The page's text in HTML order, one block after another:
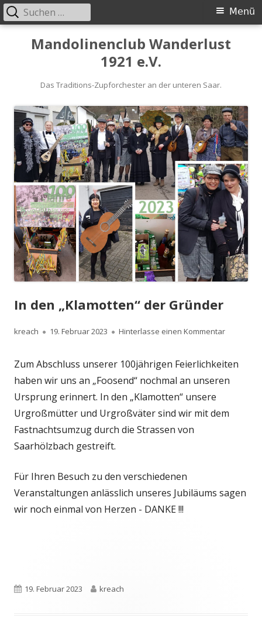
Mandolinenclub Wanderlust
1921 e.V.
Das Traditions-Zupforchester an der unteren Saar.
Primäres
Menü
Menü
Suchen
nach:
In den „Klamotten“ der Gründer
Autor
kreach
Veröffentlicht
19. Februar 2023 Hinterlasse einen Kommentarzu In den
Zum Abschluss unserer 100jährigen Feierlichkeiten
haben wir uns an „Foosend“ nochmal an unseren
Ursprung erinnert. In den „Klamotten“ unsere
Urgroßmütter und Urgroßväter sind wir mit dem
Fastnachtsumzug durch die Strassen von
Saarhölzbach gestreift.
Für Ihren Besuch zu den verschiedenen
Veranstaltungen anlässlich unseres Jubiläums sagen
wir noch einmal von Herzen - DANKE !!!
Veröffentlicht
19. Februar 2023 Autor
kreach